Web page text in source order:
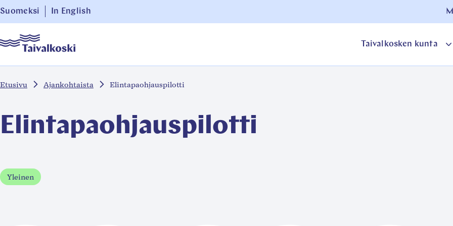
Siirry
sisältöön
Suomeksi In English
Taivalkoski Taivalkosken kunta
Etusivu Ajankohtaista Elintapaohjauspilotti
Elintapaohjauspilotti
Yleinen